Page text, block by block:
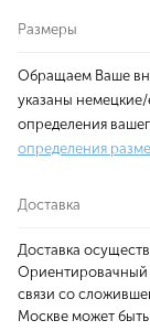
Размеры
Обращаем Ваше
указаны
определения
определения
Доставка
Доставка
Ориентировачный
связи со
Москве может